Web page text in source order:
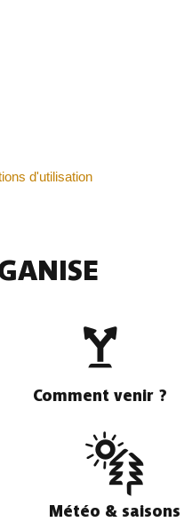
d'utilisation
Comment venir ?
Météo & saisons